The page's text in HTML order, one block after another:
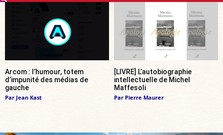
Arcom : l’humour, totem
d’impunité des médias de
gauche
Par Jean Kast
[LIVRE] L’autobiographie
intellectuelle de Michel
Maffesoli
Par Pierre Maurer